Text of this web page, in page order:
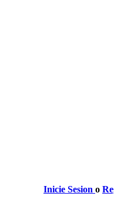
Inicie Sesion o